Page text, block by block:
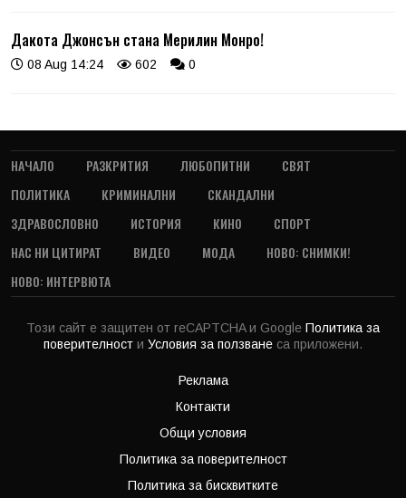
Дакота Джонсън стана Мерилин Монро!
08 Aug 14:24 602 0
НАЧАЛО РАЗКРИТИЯ ЛЮБОПИТНИ
СВЯТ
ПОЛИТИКА
КРИМИНАЛНИ
СКАНДАЛНИ
ЗДРАВОСЛОВНО
ИСТОРИЯ КИНО
СПОРТ
НАС НИ ЦИТИРАТ
ВИДЕО МОДА
НОВО: СНИМКИ!
НОВО: ИНТЕРВЮТА
Този сайт е защитен от reCAPTCHA и Google Политика за
поверителност и Условия за ползване са приложени.
Реклама
Контакти
Общи условия
Политика за поверителност
Политика за бисквитките